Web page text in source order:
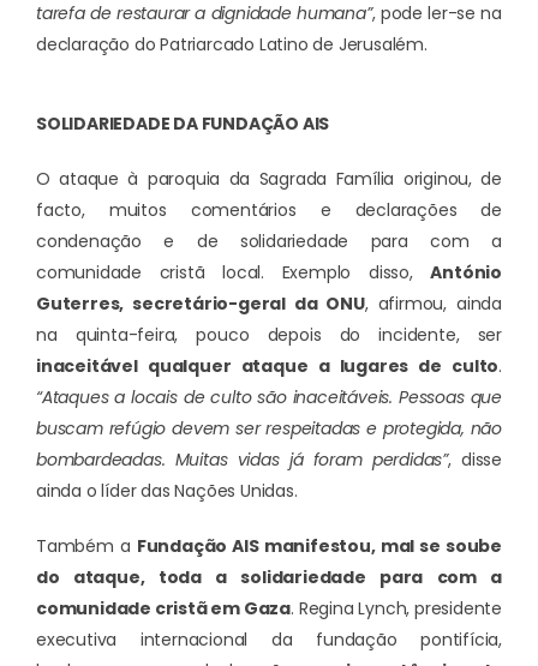
tarefa de restaurar a dignidade humana”, pode ler-se na
declaração do Patriarcado Latino de Jerusalém.
SOLIDARIEDADE DA FUNDAÇÃO AIS
O ataque à paroquia da Sagrada Família originou, de
facto, muitos comentários e declarações de
condenação e de solidariedade para com a
comunidade cristã local. Exemplo disso,António
Guterres, secretário-geral da ONU, afirmou, ainda
na quinta-feira, pouco depois do incidente, ser
inaceitável qualquer ataque a lugares de culto.
“Ataques a locais de culto são inaceitáveis. Pessoas que
buscam refúgio devem ser respeitadas e protegida, não
bombardeadas. Muitas vidas já foram perdidas”, disse
ainda o líder das Nações Unidas.
Também a Fundação AIS manifestou, mal se soube
do ataque, toda a solidariedade para com a
comunidade cristã em Gaza. Regina Lynch, presidente
executiva internacional da fundação pontifícia,